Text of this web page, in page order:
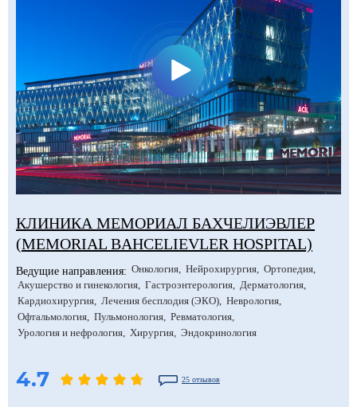
КЛИНИКА МЕМОРИАЛ БАХЧЕЛИЭВЛЕР
(MEMORIAL BAHCELIEVLER HOSPITAL)
Ведущие направления: Онкология Нейрохирургия Ортопедия
Акушерство и гинекология Гастроэнтерология Дерматология
Кардиохирургия Лечения бесплодия (ЭКО) Неврология
Офтальмология Пульмонология Ревматология
Урология и нефрология Хирургия Эндокринология
4.7 25 отзывов